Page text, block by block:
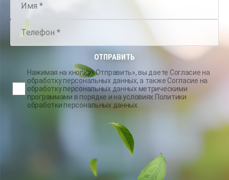
ОТПРАВИТЬ
Нажимая на кнопку «Отправить», вы даете Согласие на
обработку персональных данных, а также Согласие на
обработку персональных данных метрическими
программами в порядке и на условиях Политики
обработки персональных данных